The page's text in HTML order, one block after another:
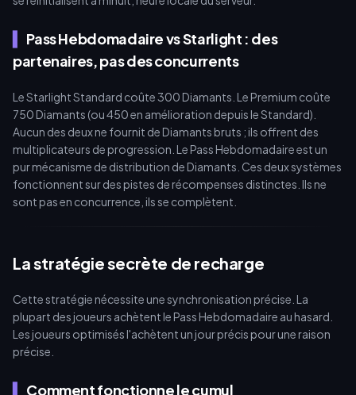
Pass Hebdomadaire vs Starlight : des
partenaires, pas des concurrents
Le Starlight Standard coûte 300 Diamants. Le Premium coûte
750 Diamants (ou 450 en amélioration depuis le Standard).
Aucun des deux ne fournit de Diamants bruts ; ils offrent des
multiplicateurs de progression. Le Pass Hebdomadaire est un
pur mécanisme de distribution de Diamants. Ces deux systèmes
fonctionnent sur des pistes de récompenses distinctes. Ils ne
sont pas en concurrence, ils se complètent.
La stratégie secrète de recharge
Cette stratégie nécessite une synchronisation précise. La
plupart des joueurs achètent le Pass Hebdomadaire au hasard.
Les joueurs optimisés l'achètent un jour précis pour une raison
précise.
Comment fonctionne le cumul